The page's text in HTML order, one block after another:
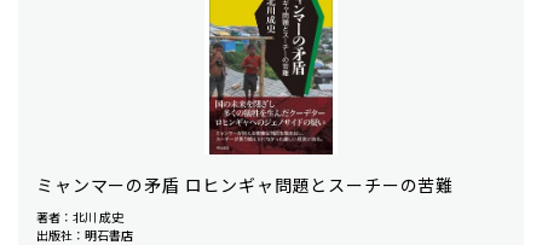
ミャンマーの矛盾 ロヒンギャ問題とスーチーの苦難
著者：北川 成史
出版社：明石書店